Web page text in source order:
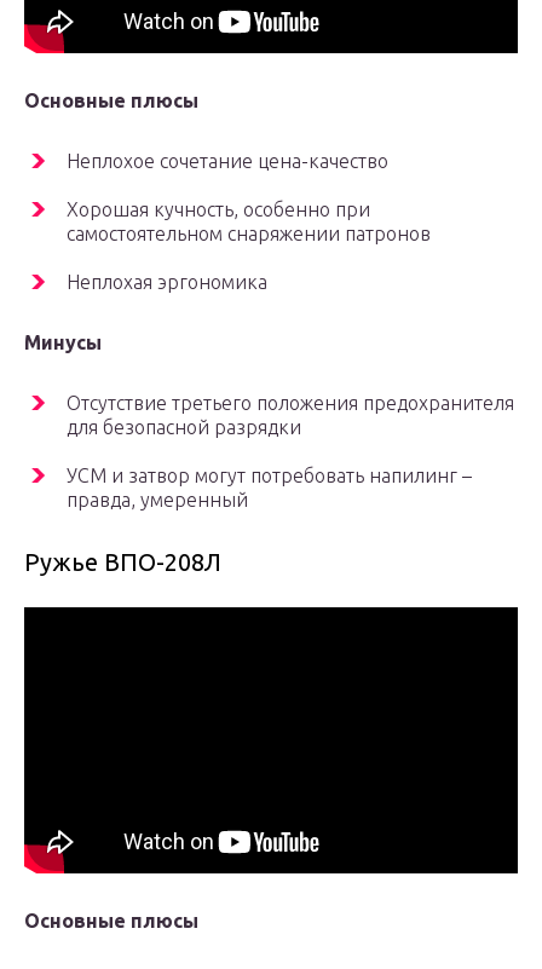
Основные плюсы
Неплохое сочетание цена-качество
Хорошая кучность, особенно при
самостоятельном снаряжении патронов
Неплохая эргономика
Минусы
Отсутствие третьего положения предохранителя
для безопасной разрядки
УСМ и затвор могут потребовать напилинг –
правда, умеренный
Ружье ВПО-208Л
Основные плюсы